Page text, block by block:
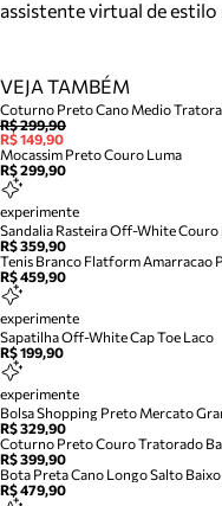
assistente virtual de
VEJA TAMBÉM
Coturno Preto Cano Medio
R$ 299,90
R$ 149,90
Mocassim Preto Couro Luma
R$ 299,90
experimente
Sandalia Rasteira Off-White Couro
R$ 359,90
Tenis Branco Flatform Amarracao
R$ 459,90
experimente
Sapatilha Off-White Cap Toe Laco
R$ 199,90
experimente
Bolsa Shopping Preto Mercato
R$ 329,90
Coturno Preto Couro Tratorado
R$ 399,90
Bota Preta Cano Longo Salto
R$ 479,90